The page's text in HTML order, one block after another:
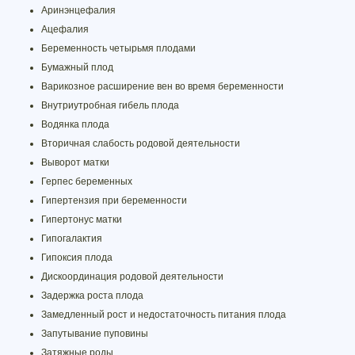
Аринэнцефалия
Ацефалия
Беременность четырьмя плодами
Бумажный плод
Варикозное расширение вен во время беременности
Внутриутробная гибель плода
Водянка плода
Вторичная слабость родовой деятельности
Выворот матки
Герпес беременных
Гипертензия при беременности
Гипертонус матки
Гипогалактия
Гипоксия плода
Дискоординация родовой деятельности
Задержка роста плода
Замедленный рост и недостаточность питания плода
Запутывание пуповины
Затяжные роды